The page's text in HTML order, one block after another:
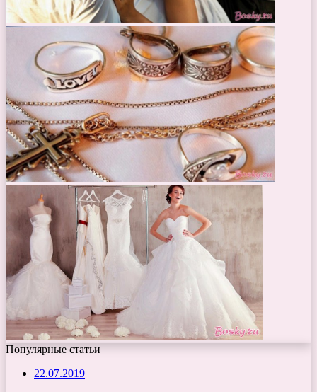
Популярные статьи
22.07.2019